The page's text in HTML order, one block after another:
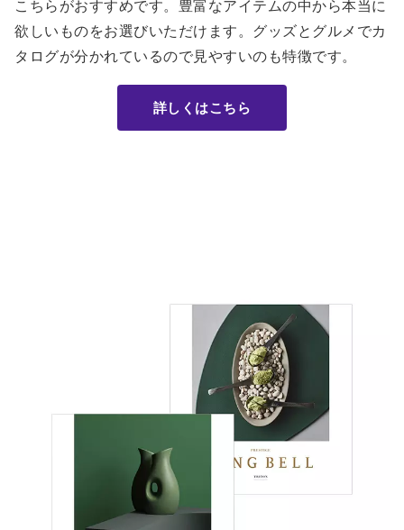
こちらがおすすめです。豊富なアイテムの中から本当に
欲しいものをお選びいただけます。グッズとグルメでカ
タログが分かれているので見やすいのも特徴です。
詳しくはこちら